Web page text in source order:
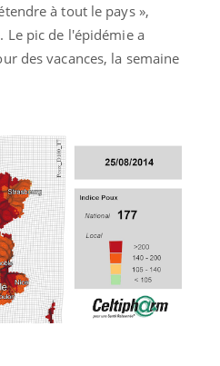
à tout le pays »,
Le pic de l'épidémie a
des vacances, la semaine